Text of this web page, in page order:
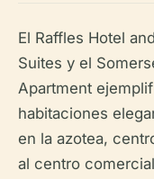
El Raffles Hotel
Suites y el
Apartment
habitaciones
en la azotea,
al centro